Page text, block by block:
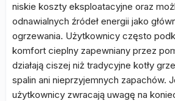
niskie koszty eksploatacyjne oraz
odnawialnych źródeł energii jako
ogrzewania. Użytkownicy często
komfort cieplny zapewniany przez
działają ciszej niż tradycyjne kotły
spalin ani nieprzyjemnych zapachów.
użytkownicy zwracają uwagę na